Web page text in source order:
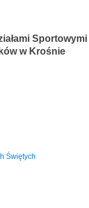
Sportowymi
w Krośnie
Świętych